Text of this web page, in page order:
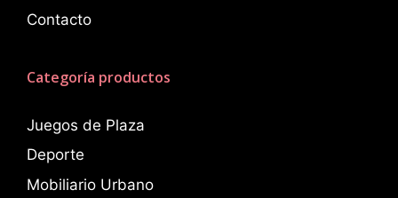
Contacto
Categoría productos
Juegos de Plaza
Deporte
Mobiliario Urbano